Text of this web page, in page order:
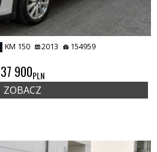
KM 150 2013 154959
37 900PLN
ZOBACZ